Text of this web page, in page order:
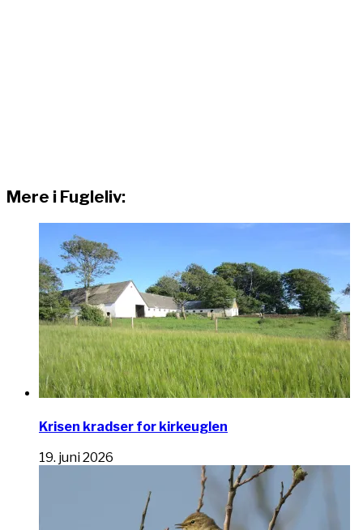
Mere i Fugleliv:
Krisen kradser for kirkeuglen
19. juni 2026